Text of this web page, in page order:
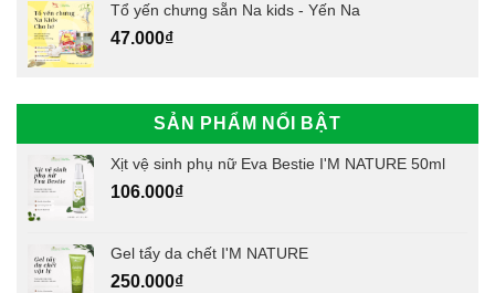
Tổ yến chưng sẵn Na kids - Yến Na
47.000₫
SẢN PHẨM NỔI BẬT
Xịt vệ sinh phụ nữ Eva Bestie I'M NATURE 50ml
106.000₫
Gel tẩy da chết I'M NATURE
250.000₫